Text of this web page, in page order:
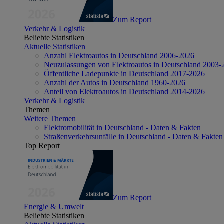
Zum Report
Verkehr & Logistik
Beliebte Statistiken
Aktuelle Statistiken
Anzahl Elektroautos in Deutschland 2006-2026
Neuzulassungen von Elektroautos in Deutschland 2003-
Öffentliche Ladepunkte in Deutschland 2017-2026
Anzahl der Autos in Deutschland 1960-2026
Anteil von Elektroautos in Deutschland 2014-2026
Verkehr & Logistik
Themen
Weitere Themen
Elektromobilität in Deutschland - Daten & Fakten
Straßenverkehrsunfälle in Deutschland - Daten & Fakten
Top Report
Zum Report
Energie & Umwelt
Beliebte Statistiken